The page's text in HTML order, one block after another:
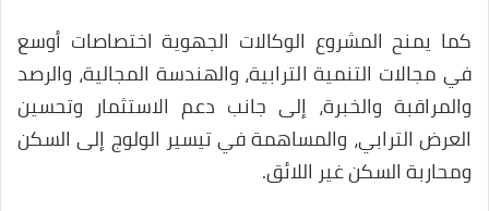
كما يمنح المشروع الوكالات الجهوية اختصاصات أوسع
في مجالات التنمية الترابية، والهندسة المجالية، والرصد
والمراقبة والخبرة، إلى جانب دعم الاستثمار وتحسين
العرض الترابي، والمساهمة في تيسير الولوج إلى السكن
ومحاربة السكن غير اللائق.